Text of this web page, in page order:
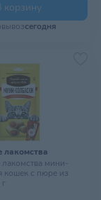
корзину
сегодня
лакомства
мини-
кошек с пюре из